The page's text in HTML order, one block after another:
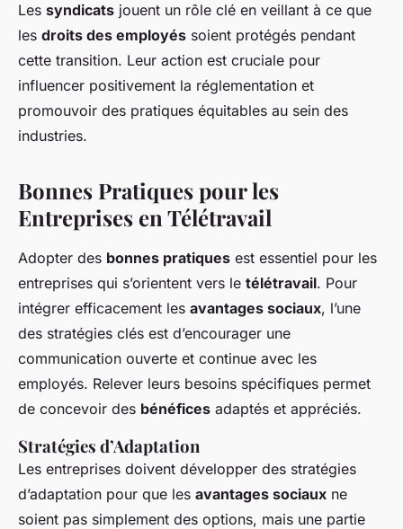
Les syndicats jouent un rôle clé en veillant à ce que
les droits des employés soient protégés pendant
cette transition. Leur action est cruciale pour
influencer positivement la réglementation et
promouvoir des pratiques équitables au sein des
industries.
Bonnes Pratiques pour les
Entreprises en Télétravail
Adopter des bonnes pratiques est essentiel pour les
entreprises qui s’orientent vers le télétravail. Pour
intégrer efficacement les avantages sociaux, l’une
des stratégies clés est d’encourager une
communication ouverte et continue avec les
employés. Relever leurs besoins spécifiques permet
de concevoir des bénéfices adaptés et appréciés.
Stratégies d’Adaptation
Les entreprises doivent développer des stratégies
d’adaptation pour que les avantages sociaux ne
soient pas simplement des options, mais une partie